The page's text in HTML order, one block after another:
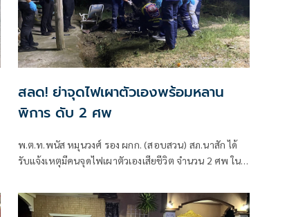
สลด! ย่าจุดไฟเผาตัวเองพร้อมหลาน
พิการ ดับ 2 ศพ
พ.ต.ท.พนัส หมุนวงศ์ รอง ผกก. (สอบสวน) สภ.นาสัก ได้
รับแจ้งเหตุมีคนจุดไฟเผาตัวเองเสียชีวิต จำนวน 2 ศพ ใน